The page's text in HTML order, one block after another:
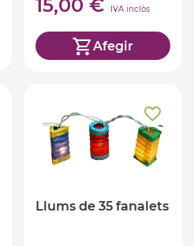
15,00 € IVA inclòs
Afegir
Llums de 35 fanalets